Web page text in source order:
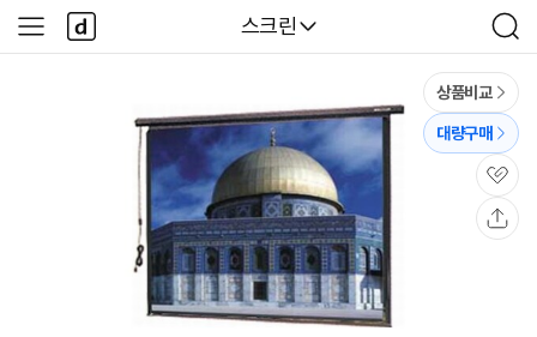
다나와
스크린
검
색
사
이
다
나
와
상품비교
대량구매
관
심